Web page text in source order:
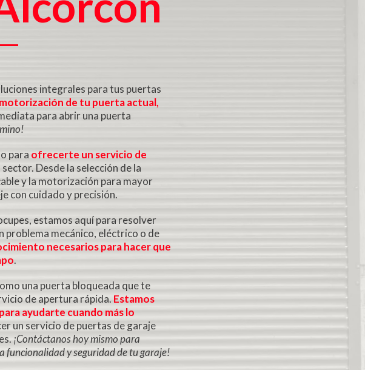
integrales para tus puertas
de tu puerta actual,
para abrir una puerta
para ofrecerte un servicio de
Desde la selección de la
y la motorización para mayor
con cuidado y precisión.
estamos aquí para resolver
problema mecánico, eléctrico o de
necesarios para hacer que
.
una puerta bloqueada que te
de apertura rápida. Estamos
ayudarte cuando más lo
un servicio de puertas de garaje
¡Contáctanos hoy mismo para
funcionalidad y seguridad de tu garaje!